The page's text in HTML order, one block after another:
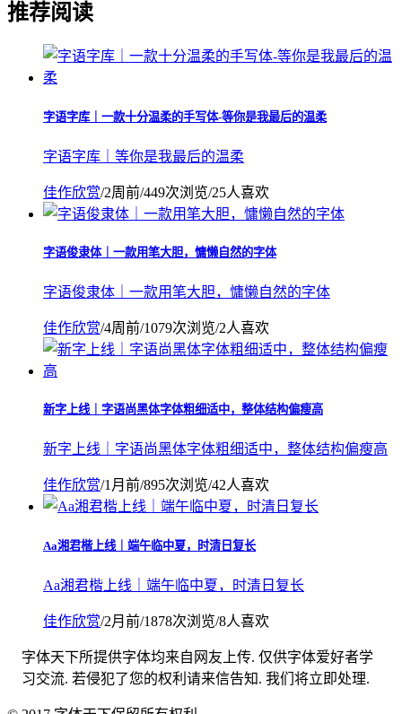
推荐阅读
字语字库｜一款十分温柔的手写体-等你是我最后的温柔
字语字库｜等你是我最后的温柔
佳作欣赏/2周前/449次浏览/25人喜欢
字语俊隶体｜一款用笔大胆，慵懒自然的字体
字语俊隶体｜一款用笔大胆，慵懒自然的字体
佳作欣赏/4周前/1079次浏览/2人喜欢
新字上线｜字语尚黑体字体粗细适中，整体结构偏瘦高
新字上线｜字语尚黑体字体粗细适中，整体结构偏瘦高
佳作欣赏/1月前/895次浏览/42人喜欢
Aa湘君楷上线｜端午临中夏，时清日复长
Aa湘君楷上线｜端午临中夏，时清日复长
佳作欣赏/2月前/1878次浏览/8人喜欢
字体天下所提供字体均来自网友上传. 仅供字体爱好者学
习交流. 若侵犯了您的权利请来信告知. 我们将立即处理.